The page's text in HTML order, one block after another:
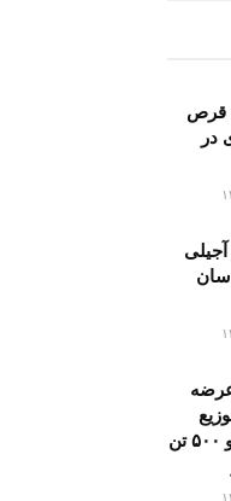
قرص
در
روزانه هزار و ۵۰۰ تن